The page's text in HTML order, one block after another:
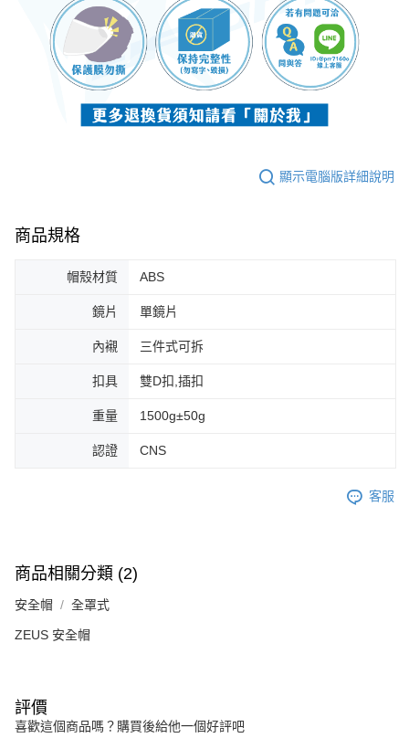
顯示電腦版詳細說明
商品規格
帽殼材質 ABS
鏡片 單鏡片
內襯 三件式可拆
扣具 雙D扣,插扣
重量 1500g±50g
認證 CNS
客服
商品相關分類 (2)
安全帽 全罩式
ZEUS 安全帽
評價
喜歡這個商品嗎？購買後給他一個好評吧